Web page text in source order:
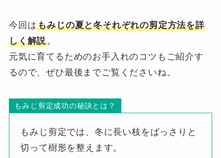
今回はもみじの夏と冬それぞれの剪定方法を詳
しく解説。
元気に育てるためのお手入れのコツもご紹介す
るので、ぜひ最後までご覧くださいね。
もみじ剪定成功の秘訣とは？
もみじ剪定では、冬に長い枝をばっさりと
切って樹形を整えます。